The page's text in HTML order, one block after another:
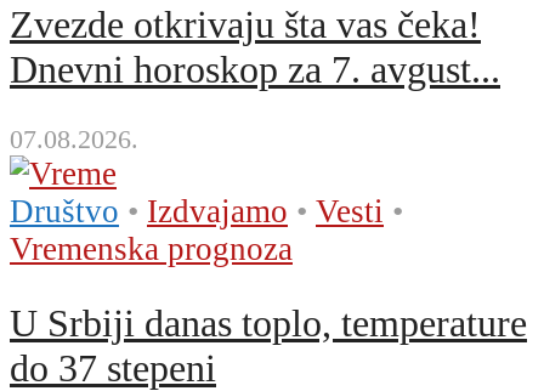
Zvezde otkrivaju šta vas čeka!
Dnevni horoskop za 7. avgust...
07.08.2026.
Društvo • Izdvajamo • Vesti •
Vremenska prognoza
U Srbiji danas toplo, temperature
do 37 stepeni